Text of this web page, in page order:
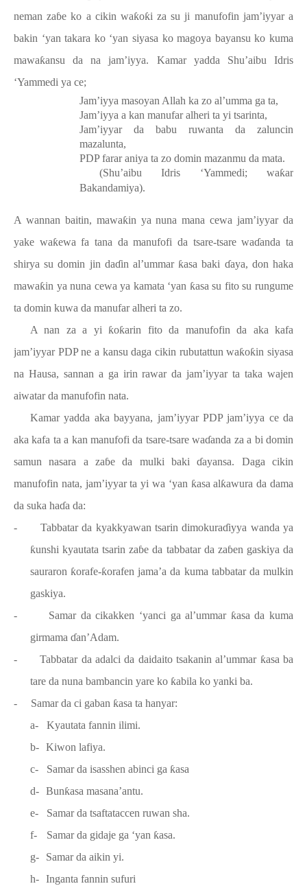
neman zaɓe ko a cikin waƙoƙi za su ji manufofin jam’iyyar a
bakin ‘yan takara ko ‘yan siyasa ko magoya bayansu ko kuma
mawaƙansu da na jam’iyya. Kamar yadda Shu’aibu Idris
‘Yammedi ya ce;
Jam’iyya masoyan Allah ka zo al’umma ga ta,
Jam’iyya a kan manufar alheri ta yi tsarinta,
Jam’iyyar da babu ruwanta da zaluncin
mazalunta,
PDP farar aniya ta zo domin mazanmu da mata.
(Shu’aibu Idris ‘Yammedi; waƙar
Bakandamiya).
A wannan baitin, mawaƙin ya nuna mana cewa jam’iyyar da
yake waƙewa fa tana da manufofi da tsare-tsare waɗanda ta
shirya su domin jin daɗin al’ummarƙasa baki ɗaya, don haka
mawaƙin ya nuna cewa ya kamata ‘yan ƙasa su fito su rungume
ta domin kuwa da manufar alheri ta zo.
A nan za a yiƙoƙarin fito da manufofin da aka kafa
jam’iyyar PDP ne a kansu daga cikin rubutattun waƙoƙin siyasa
na Hausa, sannan a ga irin rawar da jam’iyyar ta taka wajen
aiwatar da manufofin nata.
Kamar yadda aka bayyana, jam’iyyar PDP jam’iyya ce da
aka kafa ta a kan manufofi da tsare-tsare waɗanda za a bi domin
samun nasara a zaɓe da mulki bakiɗayansa. Daga cikin
manufofin nata, jam’iyyar ta yi wa ‘yan ƙasa alƙawura da dama
da suka haɗa da:
-
Tabbatar da kyakkyawan tsarin dimokuraɗiyya wanda ya
ƙunshi kyautata tsarin zaɓe da tabbatar da zaɓen gaskiya da
sauraronƙorafe-ƙorafen jama’a da kuma tabbatar da mulkin
gaskiya.
-
Samar da cikakken ‘yanci ga al’ummar ƙasa da kuma
girmama ɗan’Adam.
-
Tabbatar da adalci da daidaito tsakanin al’ummar ƙasa ba
tare da nuna bambancin yare ko ƙabila ko yanki ba.
-
Samar da ci gaban ƙasa ta hanyar:
a-
Kyautata fannin ilimi.
b- Kiwon lafiya.
c-
Samar da isasshen abinci ga ƙasa
d- Bunƙasa masana’antu.
e-
Samar da tsaftataccen ruwan sha.
f-
Samar da gidaje ga ‘yan ƙasa.
g-
Samar da aikin yi.
h- Inganta fannin sufuri